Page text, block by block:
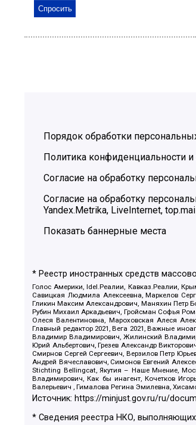
Порядок обработки
Политика конфиденциальности
Согласие на обработку
Согласие на обработку
Yandex.Metrika, LiveInternet,
Показать баннерные места
* Реестр иностранных средств
Голос Америки, Idel.Реалии, Кавказ.Реалии,
Савицкая Людмила Алексеевна, Маркелов
Гликин Максим Александрович, Маняхин Петр
Рубин Михаил Аркадьевич, Гройсман Софья
Олеся Валентиновна, Мароховская Алеся
Главный редактор 2021, Вега 2021, Важные
Владимир Владимирович, Жилинский Владимир
Юрий Альбертович, Грезев Александр
Смирнов Сергей Сергеевич, Верзилов Петр
Андрей Вячеславович, Симонов Евгений
Stichting Bellingcat, Якутия – Наше Мнение,
Владимирович, Как бы инагент, Кочетков
Валерьевич , Гималова Регина Эмилевна,
Источник: https://minjust.gov.ru/ru/
* Сведения реестра НКО, выполняющих